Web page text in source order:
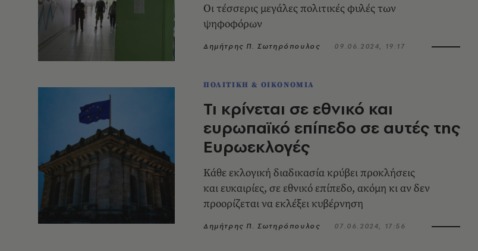
Οι τέσσερις μεγάλες πολιτικές φυλές των
ψηφοφόρων
Δημήτρης Π. Σωτηρόπουλος 09.06.2024, 19:17
ΠΟΛΙΤΙΚΗ & ΟΙΚΟΝΟΜΙΑ
Τι κρίνεται σε εθνικό και
ευρωπαϊκό επίπεδο σε αυτές της
Ευρωεκλογές
Κάθε εκλογική διαδικασία κρύβει προκλήσεις
και ευκαιρίες, σε εθνικό επίπεδο, ακόμη κι αν δεν
προορίζεται να εκλέξει κυβέρνηση
Δημήτρης Π. Σωτηρόπουλος 07.06.2024, 17:56